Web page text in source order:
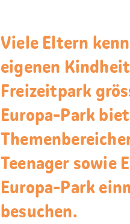
Viele Eltern
eigenen
Freizeitpark
Europa-Park
Teenager sowie
Europa-Park
besuchen.